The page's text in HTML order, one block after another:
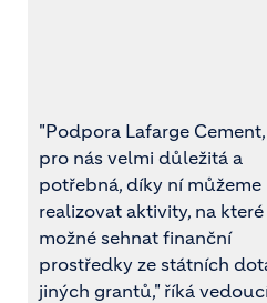
"Podpora Lafarge Cement,
pro nás velmi důležitá a
potřebná, díky ní můžeme
realizovat aktivity, na
možné sehnat finanční
prostředky ze státních
jiných grantů," říká